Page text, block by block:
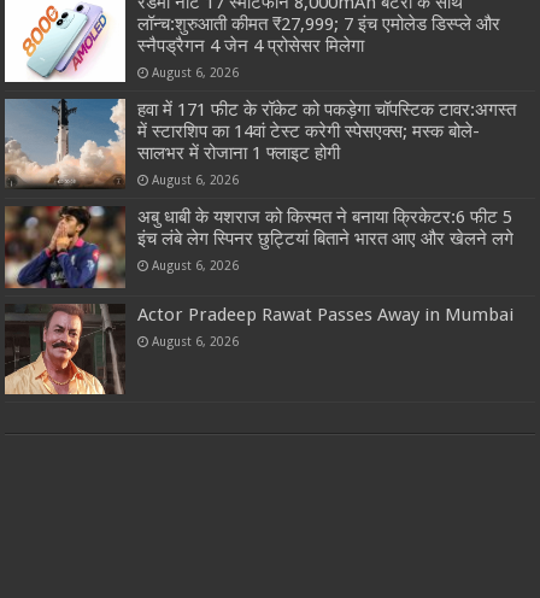
लॉन्च:शुरुआती कीमत ₹27,999; 7 इंच एमोलेड डिस्प्ले और
स्नैपड्रैगन 4 जेन 4 प्रोसेसर मिलेगा
August 6, 2026
हवा में 171 फीट के रॉकेट को पकड़ेगा चॉपस्टिक टावर:अगस्त
में स्टारशिप का 14वां टेस्ट करेगी स्पेसएक्स; मस्क बोले-
सालभर में रोजाना 1 फ्लाइट होगी
August 6, 2026
अबु धाबी के यशराज को किस्मत ने बनाया क्रिकेटर:6 फीट 5
इंच लंबे लेग स्पिनर छुट्टियां बिताने भारत आए और खेलने लगे
August 6, 2026
Actor Pradeep Rawat Passes Away in Mumbai
August 6, 2026